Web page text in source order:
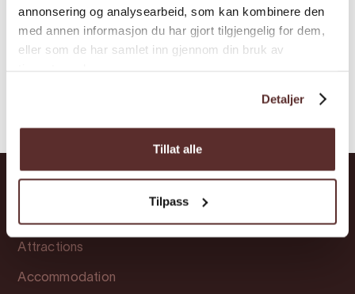
annonsering og analysearbeid, som kan kombinere den
med annen informasjon du har gjort tilgjengelig for dem,
eller som de har samlet inn gjennom din bruk av
Detaljer
Tillat alle
Tilpass
Attractions
Accommodation